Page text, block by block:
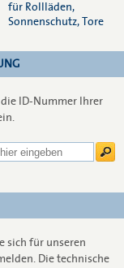
für Rollläden,
Sonnenschutz, Tore
ID-Nummer Ihrer
sich für unseren
Die technische